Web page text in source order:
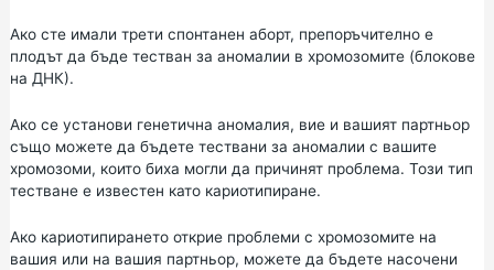
Ако сте имали трети спонтанен аборт, препоръчително е
плодът да бъде тестван за аномалии в хромозомите (блокове
на ДНК).
Ако се установи генетична аномалия, вие и вашият партньор
също можете да бъдете тествани за аномалии с вашите
хромозоми, които биха могли да причинят проблема. Този тип
тестване е известен като кариотипиране.
Ако кариотипирането открие проблеми с хромозомите на
вашия или на вашия партньор, можете да бъдете насочени